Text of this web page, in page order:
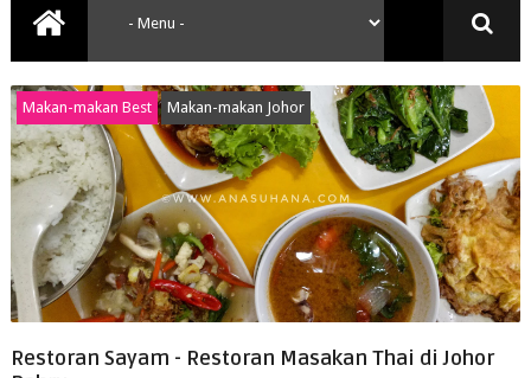
Makan-makan Best Makan-makan Johor
Restoran Sayam - Restoran Masakan Thai di Johor